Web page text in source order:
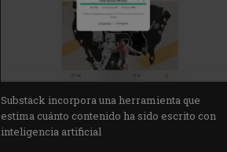
Substack incorpora una herramienta que
estima cuánto contenido ha sido escrito con
inteligencia artificial